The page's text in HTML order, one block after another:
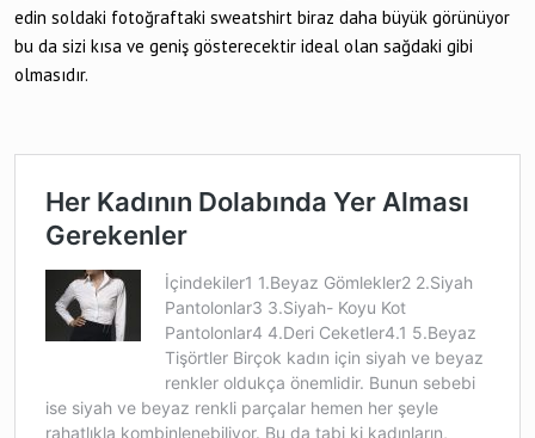
edin soldaki fotoğraftaki sweatshirt biraz daha büyük görünüyor
bu da sizi kısa ve geniş gösterecektir ideal olan sağdaki gibi
olmasıdır.